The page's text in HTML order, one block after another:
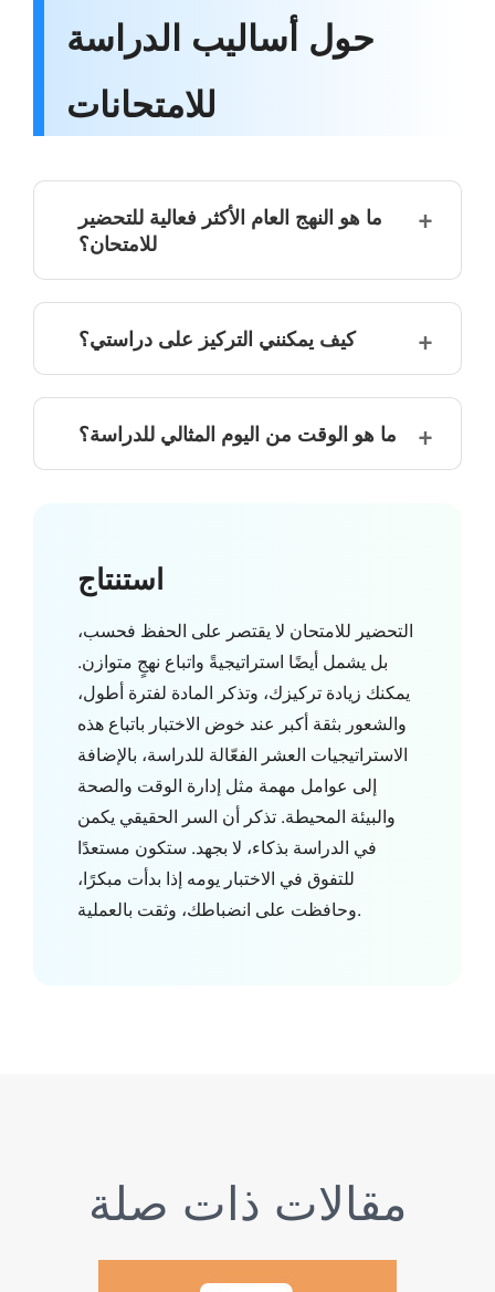
حول أساليب الدراسة
للامتحانات
ما هو النهج العام الأكثر فعالية للتحضير
للامتحان؟
كيف يمكنني التركيز على دراستي؟
ما هو الوقت من اليوم المثالي للدراسة؟
استنتاج
التحضير للامتحان لا يقتصر على الحفظ فحسب،
بل يشمل أيضًا استراتيجيةً واتباع نهجٍ متوازن.
يمكنك زيادة تركيزك، وتذكر المادة لفترة أطول،
والشعور بثقة أكبر عند خوض الاختبار باتباع هذه
الاستراتيجيات العشر الفعّالة للدراسة، بالإضافة
إلى عوامل مهمة مثل إدارة الوقت والصحة
والبيئة المحيطة. تذكر أن السر الحقيقي يكمن
في الدراسة بذكاء، لا بجهد. ستكون مستعدًا
للتفوق في الاختبار يومه إذا بدأت مبكرًا،
وحافظت على انضباطك، وثقت بالعملية.
مقالات ذات صلة